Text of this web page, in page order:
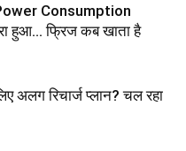
Consumption
हुआ… फ्रिज कब खाता है
अलग रिचार्ज प्लान? चल रहा